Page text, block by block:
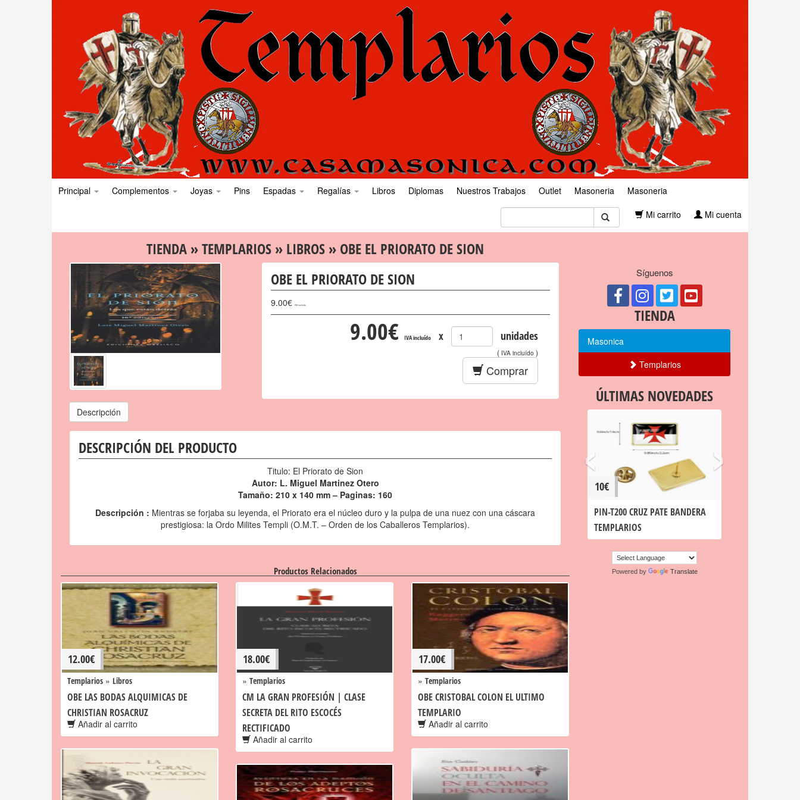
Principal Complementos Joyas Pins Espadas Regalías Libros Diplomas Nuestros Trabajos Outlet Masoneria
Masoneria
Mi carrito
Mi cuenta
TIENDA »TEMPLARIOS » LIBROS » OBE EL PRIORATO DE SION
OBE EL PRIORATO DE SION
9.00€ IVA incluído
9.00€ IVA incluído x unidades
( IVA incluído)
Comprar
Descripción
DESCRIPCIÓN DEL PRODUCTO
Titulo: El Priorato de Sion
Autor: L. Miguel Martinez Otero
Tamaño: 210 x 140 mm – Paginas: 160
Descripción : Mientras se forjaba su leyenda, el Priorato era el núcleo duro y la pulpa de una nuez con una cáscara
prestigiosa: la Ordo Milites Templi (O.M.T. – Orden de los Caballeros Templarios).
Productos Relacionados
12.00€
Templarios » Libros
OBE LAS BODAS ALQUIMICAS DE
CHRISTIAN ROSACRUZ
Añadir al carrito
18.00€
» Templarios
CM LA GRAN PROFESIÓN | CLASE
SECRETA DEL RITO ESCOCÉS
RECTIFICADO
Añadir al carrito
17.00€
» Templarios
OBE CRISTOBAL COLON EL ULTIMO
TEMPLARIO
Añadir al carrito
Síguenos
TIENDA
Masonica
Templarios
ÚLTIMAS NOVEDADES
10€
PIN-T200 CRUZ PATE BANDERA
TEMPLARIOS
‹ ›
Powered by Translate